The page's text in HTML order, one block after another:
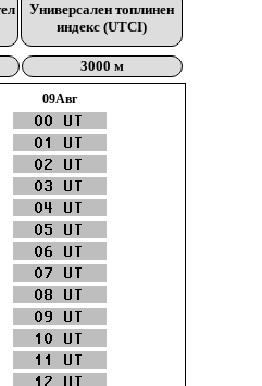
Универсален топлинен
индекс (UTCI)
3000 м
09Aвг